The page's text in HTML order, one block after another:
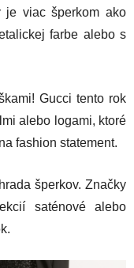
je viac šperkom ako
farbe alebo s
Gucci tento rok
alebo logami, ktoré
fashion statement.
šperkov. Značky
saténové alebo